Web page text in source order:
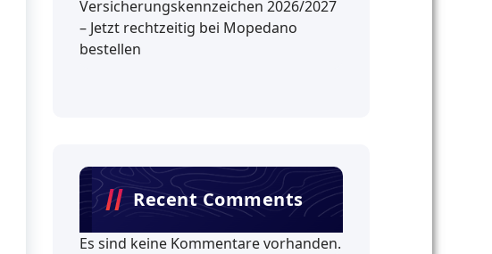
Versicherungskennzeichen 2026/2027
– Jetzt rechtzeitig bei Mopedano
bestellen
Recent Comments
Es sind keine Kommentare vorhanden.